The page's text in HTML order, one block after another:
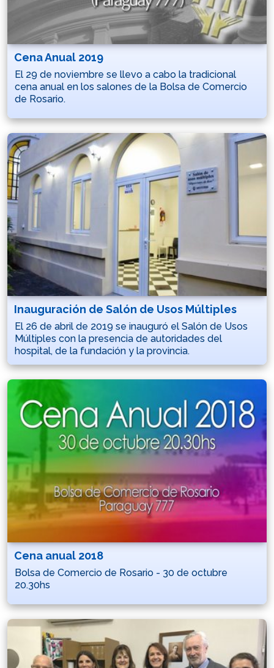
Cena Anual 2019
El 29 de noviembre se llevo a cabo la tradicional
cena anual en los salones de la Bolsa de Comercio
de Rosario.
Inauguración de Salón de Usos Múltiples
El 26 de abril de 2019 se inauguró el Salón de Usos
Múltiples con la presencia de autoridades del
hospital, de la fundación y la provincia.
Cena anual 2018
Bolsa de Comercio de Rosario - 30 de octubre
20.30hs